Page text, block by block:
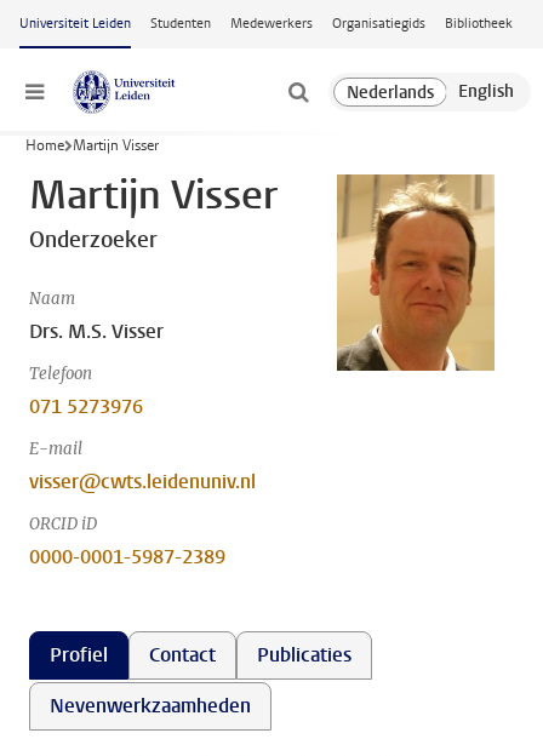
Ga naar hoofdinhoud
Universiteit Leiden Studenten Medewerkers Organisatiegids Bibliotheek
Menu
Home Martijn Visser
Martijn Visser
Onderzoeker
Naam
Drs. M.S. Visser
Telefoon
071 5273976
E-mail
visser@cwts.leidenuniv.nl
ORCID iD
0000-0001-5987-2389
Profiel Contact
Publicaties
Nevenwerkzaamheden